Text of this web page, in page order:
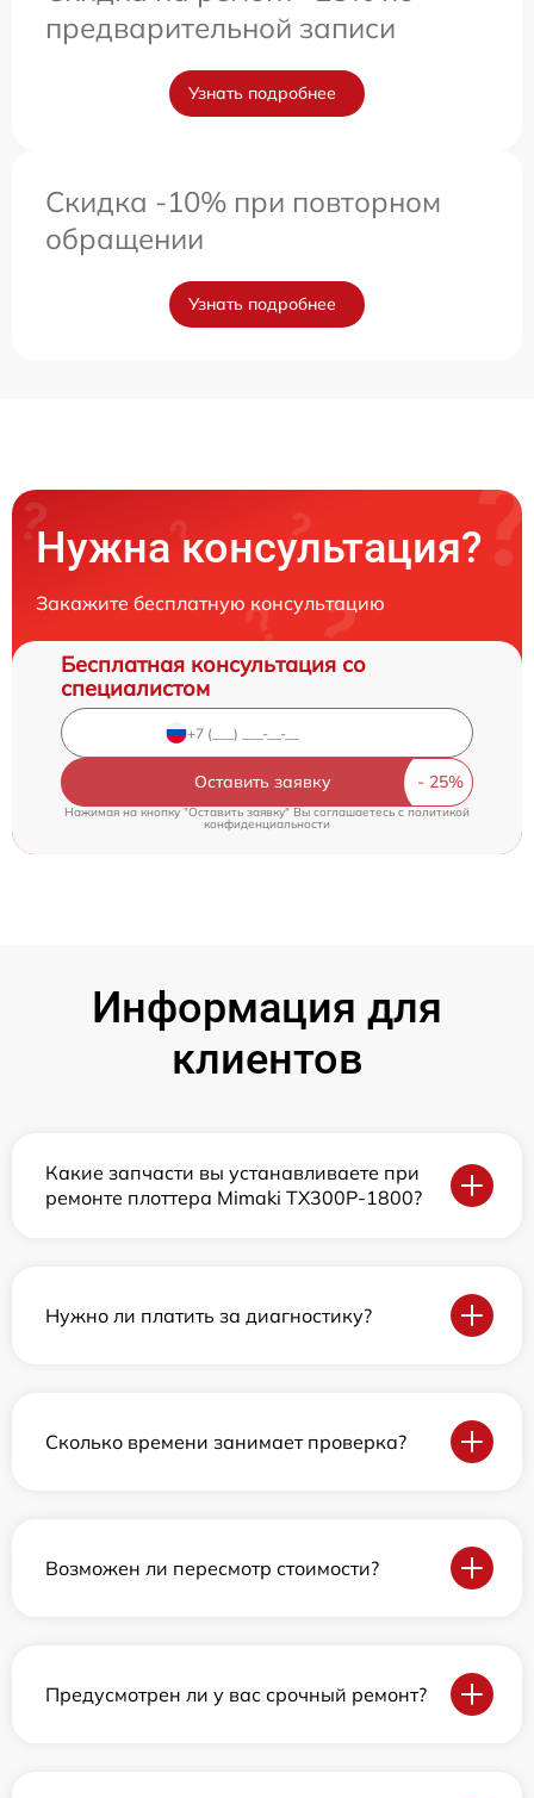
предварительной записи
Узнать подробнее
Скидка -10% при повторном
обращении
Узнать подробнее
Нужна консультация?
Закажите бесплатную консультацию
Бесплатная консультация со
специалистом
Оставить заявку
Нажимая на кнопку "Оставить заявку" Вы соглашаетесь c политикой
конфиденциальности
Информация для
клиентов
Какие запчасти вы устанавливаете при
ремонте плоттера Mimaki TX300P-1800?
Нужно ли платить за диагностику?
Сколько времени занимает проверка?
Возможен ли пересмотр стоимости?
Предусмотрен ли у вас срочный ремонт?